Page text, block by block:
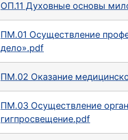
ОП.11 Духовные основы
ПМ.01 Осуществление
дело».pdf
ПМ.02 Оказание
ПМ.03 Осуществление
гигпросвещение.pdf